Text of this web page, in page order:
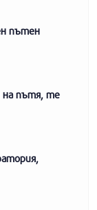
пътен
на пътя, те